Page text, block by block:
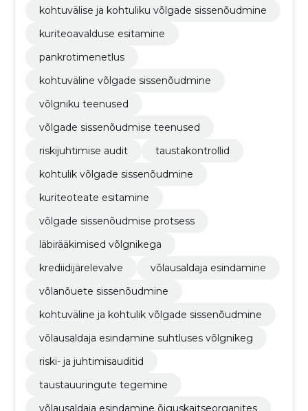
kohtuvälise ja kohtuliku võlgade sissenõudmine
kuriteoavalduse esitamine
pankrotimenetlus
kohtuväline võlgade sissenõudmine
võlgniku teenused
võlgade sissenõudmise teenused
riskijuhtimise audit
taustakontrollid
kohtulik võlgade sissenõudmine
kuriteoteate esitamine
võlgade sissenõudmise protsess
läbirääkimised võlgnikega
krediidijärelevalve
võlausaldaja esindamine
võlanõuete sissenõudmine
kohtuväline ja kohtulik võlgade sissenõudmine
võlausaldaja esindamine suhtluses võlgnikeg
riski- ja juhtimisauditid
taustauuringute tegemine
võlausaldaja esindamine õiguskaitseorganites